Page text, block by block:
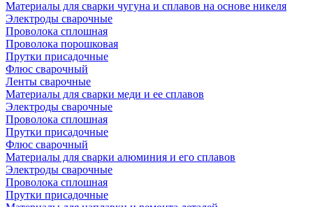
Материалы для сварки чугуна и сплавов на основе никеля
Электроды сварочные
Проволока сплошная
Проволока порошковая
Прутки присадочные
Флюс сварочный
Ленты сварочные
Материалы для сварки меди и ее сплавов
Электроды сварочные
Проволока сплошная
Прутки присадочные
Флюс сварочный
Материалы для сварки алюминия и его сплавов
Электроды сварочные
Проволока сплошная
Прутки присадочные